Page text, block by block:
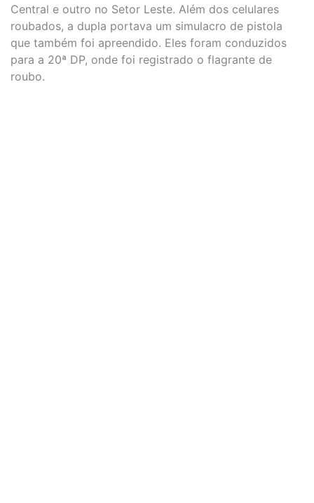
Central e outro no Setor Leste. Além dos celulares
roubados, a dupla portava um simulacro de pistola
que também foi apreendido. Eles foram conduzidos
para a 20ª DP, onde foi registrado o flagrante de
roubo.